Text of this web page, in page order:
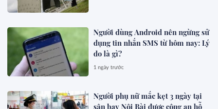
Người dùng Android nên ngừng sử
dụng tin nhắn SMS từ hôm nay: Lý
do là gì?
1 ngày trước
Người phụ nữ mắc kẹt 3 ngày tại
sân bay Nội Bài được công an hỗ